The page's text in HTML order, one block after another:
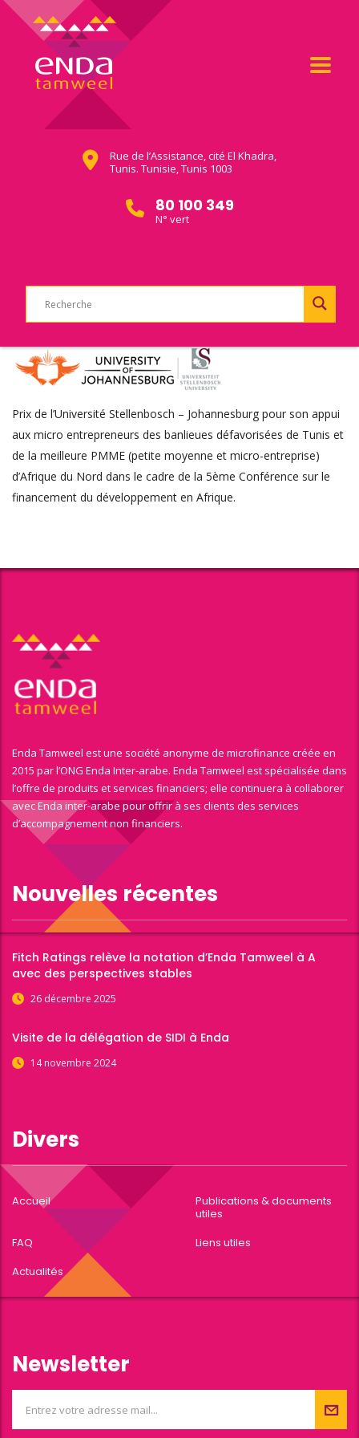
Rue de l’Assistance, cité El Khadra,
Tunis. Tunisie, Tunis 1003
80 100 349
N° vert
Prix de l’Université Stellenbosch – Johannesburg pour son appui
aux micro entrepreneurs des banlieues défavorisées de Tunis et
de la meilleure PMME (petite moyenne et micro-entreprise)
d’Afrique du Nord dans le cadre de la 5ème Conférence sur le
financement du développement en Afrique.
Enda Tamweel est une société anonyme de microfinance créée en
2015 par l’ONG Enda Inter-arabe. Enda Tamweel est spécialisée dans
l’offre de produits et services financiers; elle continuera à collaborer
avec Enda inter-arabe pour offrir à ses clients des services
d’accompagnement non financiers.
Nouvelles récentes
Fitch Ratings relève la notation d’Enda Tamweel à A
avec des perspectives stables
26 décembre 2025
Visite de la délégation de SIDI à Enda
14 novembre 2024
Divers
Accueil
Publications & documents
utiles
FAQ
Liens utiles
Actualités
Newsletter